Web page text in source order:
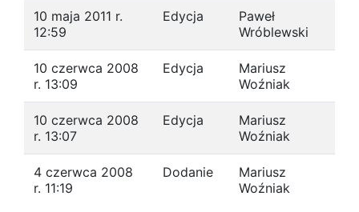
10 maja 2011 r.
12:59
Edycja
Paweł
Wróblewski
10 czerwca 2008
r. 13:09
Edycja
Mariusz
Woźniak
10 czerwca 2008
r. 13:07
Edycja
Mariusz
Woźniak
4 czerwca 2008
r. 11:19
Dodanie
Mariusz
Woźniak